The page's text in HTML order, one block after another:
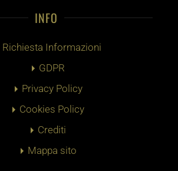
INFO
Richiesta Informazioni
GDPR
Privacy Policy
Cookies Policy
Crediti
Mappa sito